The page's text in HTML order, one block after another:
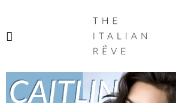
ITALIAN
RÊVE